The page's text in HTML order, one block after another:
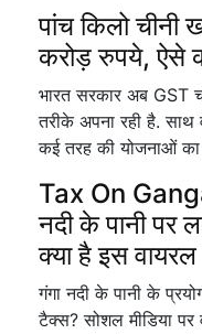
पांच किलो चीनी
करोड़ रुपये, ऐसे
भारत सरकार अब GST
तरीके अपना रही है.
कई तरह की योजनाओं
Tax On
नदी के पानी पर
क्या है इस
गंगा नदी के पानी के
टैक्स? सोशल मीडिया